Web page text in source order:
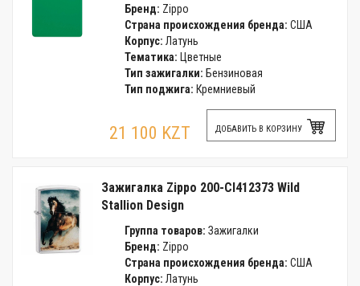
Бренд: Zippo
Страна происхождения бренда: США
Корпус: Латунь
Тематика: Цветные
Тип зажигалки: Бензиновая
Тип поджига: Кремниевый
21 100 KZT ДОБАВИТЬ В КОРЗИНУ
Зажигалка Zippo 200-CI412373 Wild
Stallion Design
Группа товаров: Зажигалки
Бренд: Zippo
Страна происхождения бренда: США
Корпус: Латунь